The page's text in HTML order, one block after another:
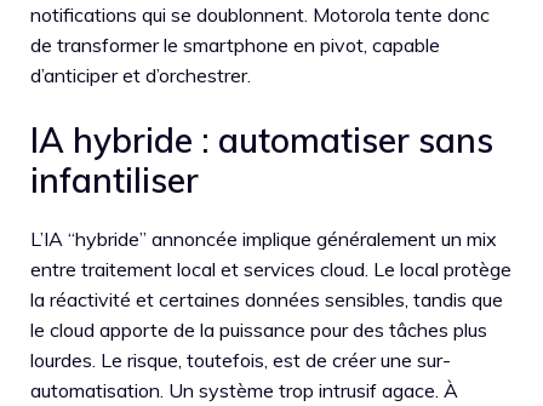
notifications qui se doublonnent. Motorola tente donc
de transformer le smartphone en pivot, capable
d’anticiper et d’orchestrer.
IA hybride : automatiser sans
infantiliser
L’IA “hybride” annoncée implique généralement un mix
entre traitement local et services cloud. Le local protège
la réactivité et certaines données sensibles, tandis que
le cloud apporte de la puissance pour des tâches plus
lourdes. Le risque, toutefois, est de créer une sur-
automatisation. Un système trop intrusif agace. À